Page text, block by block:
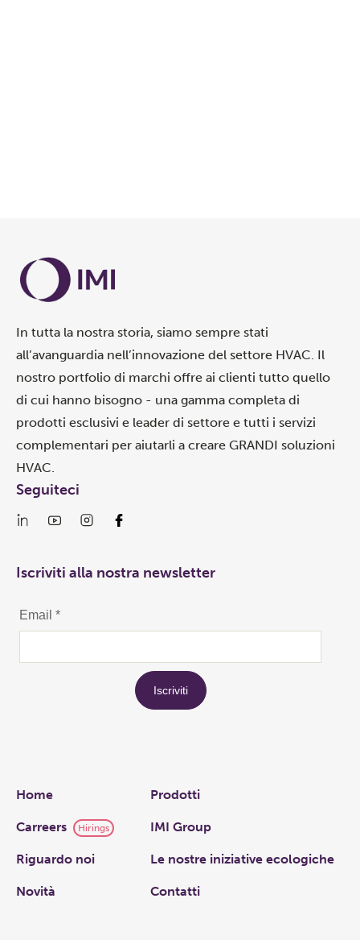
In tutta la nostra storia, siamo sempre stati
all’avanguardia nell’innovazione del settore HVAC. Il
nostro portfolio di marchi offre ai clienti tutto quello
di cui hanno bisogno - una gamma completa di
prodotti esclusivi e leader di settore e tutti i servizi
complementari per aiutarli a creare GRANDI soluzioni
HVAC.
Links
Home Prodotti
Carreers Hirings IMI Group
Riguardo noi Le nostre iniziative ecologiche
Novità Contatti
Seguiteci
Iscriviti alla nostra newsletter